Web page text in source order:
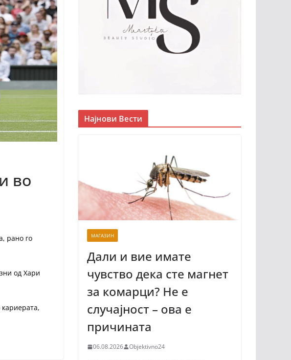
во
рано го
од Хари
Најнови Вести
МАГАЗИН
Дали и вие имате
чувство дека сте магнет
за комарци? Не е
случајност – ова е
причината
06.08.2026 Objektivno24